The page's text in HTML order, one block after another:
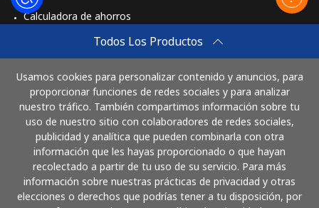
Todos Los Productos
Usamos cookies para personalizar contenido y anuncios, para
proporcionar funciones de redes sociales y para analizar
nuestro tráfico. También compartimos información sobre tu
uso de nuestro sitio con colaboradores de redes sociales,
publicidad y analítica que pueden combinarla con otra
información que les hayas proporcionado o que hayan
recolectado a partir de tu uso de su servicio. Para más
información sobre nuestras prácticas de privacidad y otras
elecciones o derechos que podrías tener a tu disposición, por
Calculadora de ahorros
Comprar
Cómo funciona
Paga con